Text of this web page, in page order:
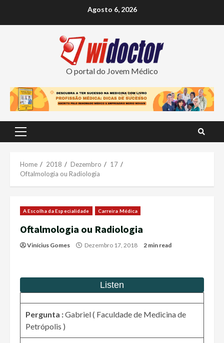
Agosto 6, 2026
O portal do Jovem Médico
Primary
Home 2018 Dezembro
17
Oftalmologia ou Radiologia
A Escolha da Especialidade Carreira Médica
Oftalmologia ou Radiologia
Vinícius Gomes Dezembro 17, 2018 2 min read
Pergunta :Gabriel ( Faculdade de Medicina de
Petrópolis )